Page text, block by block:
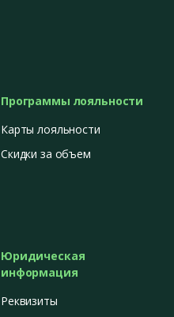
Программы лояльности
Карты лояльности
Скидки за объем
Юридическая
информация
Реквизиты